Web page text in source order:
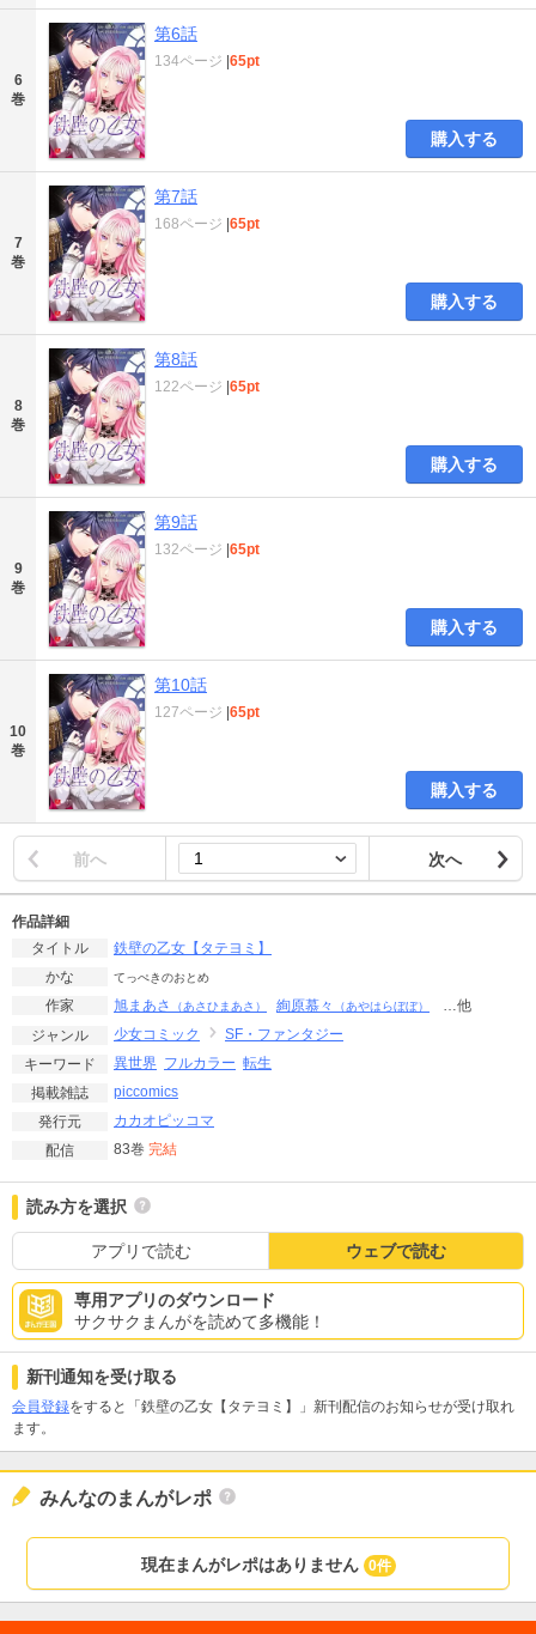
6
巻
第6話
134ページ 65pt
購入する
7
巻
第7話
168ページ 65pt
購入する
8
巻
第8話
122ページ 65pt
購入する
9
巻
第9話
132ページ 65pt
購入する
10
巻
第10話
127ページ 65pt
購入する
前へ 次へ
作品詳細
タイトル
鉄壁の乙女【タテヨミ】
かな
てっぺきのおとめ
作家 旭まあさ （あさひまあさ） 絢原慕々 （あやはらぼぼ）
…他
ジャンル
少女コミック
SF・ファンタジー
キーワード
異世界 フルカラー 転生
掲載雑誌
piccomics
発行元
カカオピッコマ
配信
83巻 完結
読み方を選択
アプリで読む ウェブで読む
専用アプリのダウンロード
サクサクまんがを読めて多機能！
新刊通知を受け取る
会員登録をすると「鉄壁の乙女【タテヨミ】」新刊配信のお知らせが受け取れ
ます。
みんなのまんがレポ
現在まんがレポはありません 0件